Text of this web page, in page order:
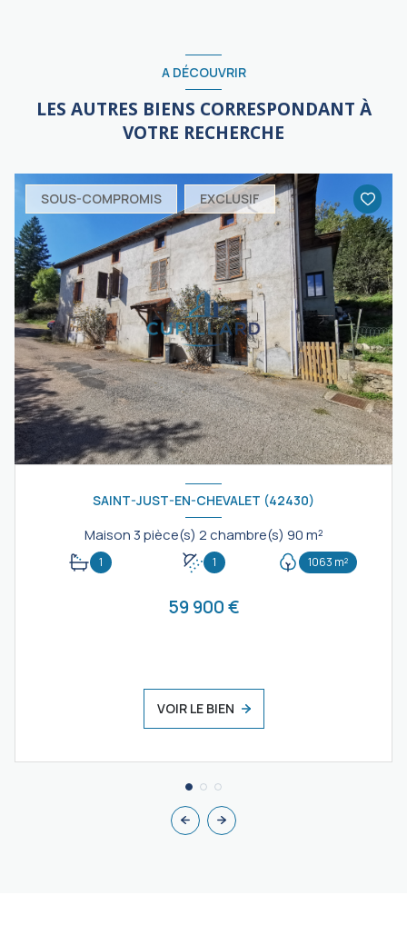
A DÉCOUVRIR
LES AUTRES BIENS CORRESPONDANT À
VOTRE RECHERCHE
SOUS-COMPROMIS EXCLUSIF
SAINT-JUST-EN-CHEVALET (42430)
Maison 3 pièce(s) 2 chambre(s) 90 m²
1 1 1063 m²
59 900 €
VOIR LE BIEN